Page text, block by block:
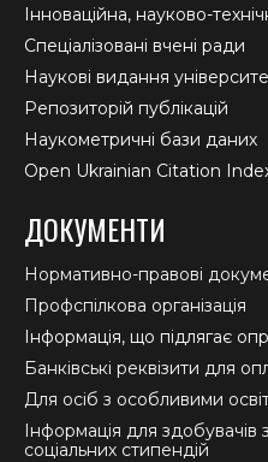
Інноваційна, науково-
Спеціалізовані вчені ради
Наукові видання
Репозиторій публікацій
Наукометричні бази даних
Open Ukrainian Citation
ДОКУМЕНТИ
Нормативно-правові
Профспілкова організація
Інформація, що підлягає
Банківські реквізити для
Для осіб з особливими
Інформація для
соціальних стипендій